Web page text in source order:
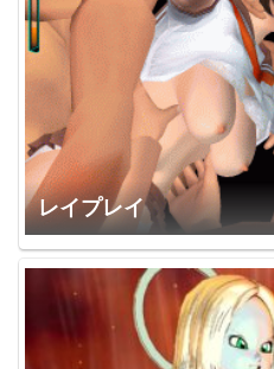
レイプレイ